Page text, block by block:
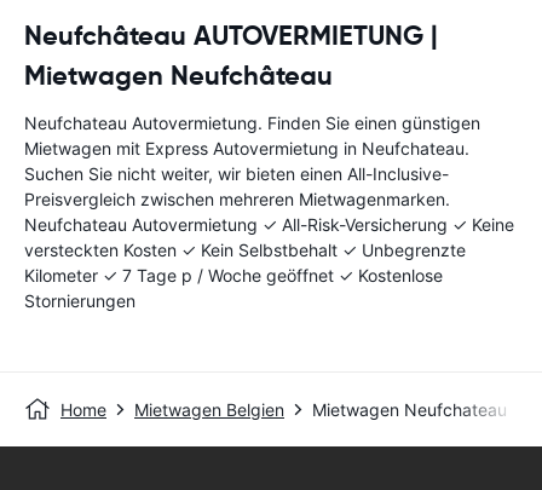
Neufchâteau AUTOVERMIETUNG |
Mietwagen Neufchâteau
Neufchateau Autovermietung. Finden Sie einen günstigen
Mietwagen mit Express Autovermietung in Neufchateau.
Suchen Sie nicht weiter, wir bieten einen All-Inclusive-
Preisvergleich zwischen mehreren Mietwagenmarken.
Neufchateau Autovermietung ✓ All-Risk-Versicherung ✓ Keine
versteckten Kosten ✓ Kein Selbstbehalt ✓ Unbegrenzte
Kilometer ✓ 7 Tage p / Woche geöffnet ✓ Kostenlose
Stornierungen
Home Mietwagen Belgien Mietwagen Neufchateau